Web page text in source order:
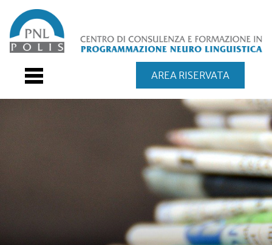
AREA RISERVATA